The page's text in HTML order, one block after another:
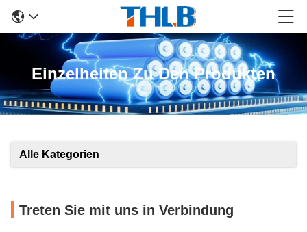
Einzelheiten Zu Den Produkten
Alle Kategorien
Treten Sie mit uns in Verbindung